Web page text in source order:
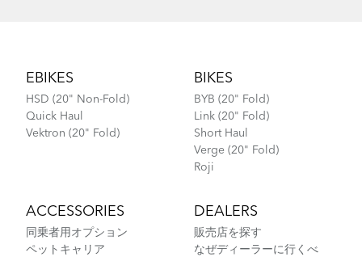
EBIKES
HSD (20" Non-Fold)
Quick Haul
Vektron (20" Fold)
BIKES
BYB (20" Fold)
Link (20" Fold)
Short Haul
Verge (20" Fold)
Roji
ACCESSORIES
同乗者用オプション
ペットキャリア
DEALERS
販売店を探す
なぜディーラーに行くべ